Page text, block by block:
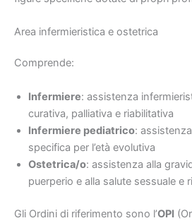
Area infermieristica e ostetrica
Comprende:
Infermiere: assistenza
curativa, palliativa e riabilitativa
Infermiere pediatrico:
specifica per l’età evolutiva
Ostetrica/o: assistenza alla
puerperio e alla salute sessuale e
Gli Ordini di riferimento sono l’OPI